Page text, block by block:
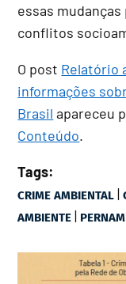
essas
conflitos
O post Relatório
informações
Brasil apareceu
Conteúdo.
Tags:
CRIME AMBIENTAL |
AMBIENTE |